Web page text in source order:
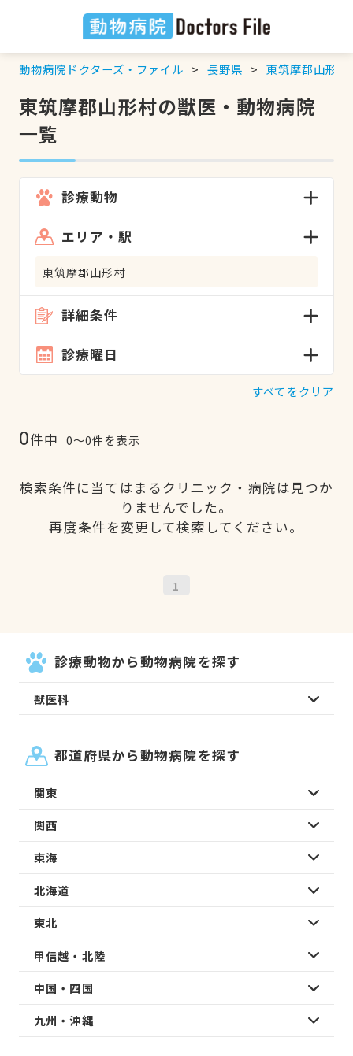
動物病院ドクターズ・ファイル 長野県 東筑摩郡山形村
東筑摩郡山形村の獣医・動物病院
一覧
診療動物
エリア・駅
東筑摩郡山形村
詳細条件
診療曜日
すべてをクリア
0件中 0〜0件を表示
検索条件に当てはまるクリニック・病院は見つか
りませんでした。
再度条件を変更して検索してください。
1
診療動物から動物病院を探す
獣医科
都道府県から動物病院を探す
関東
関西
東海
北海道
東北
甲信越・北陸
中国・四国
九州・沖縄